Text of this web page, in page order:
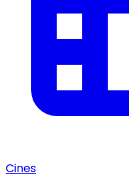
Cines